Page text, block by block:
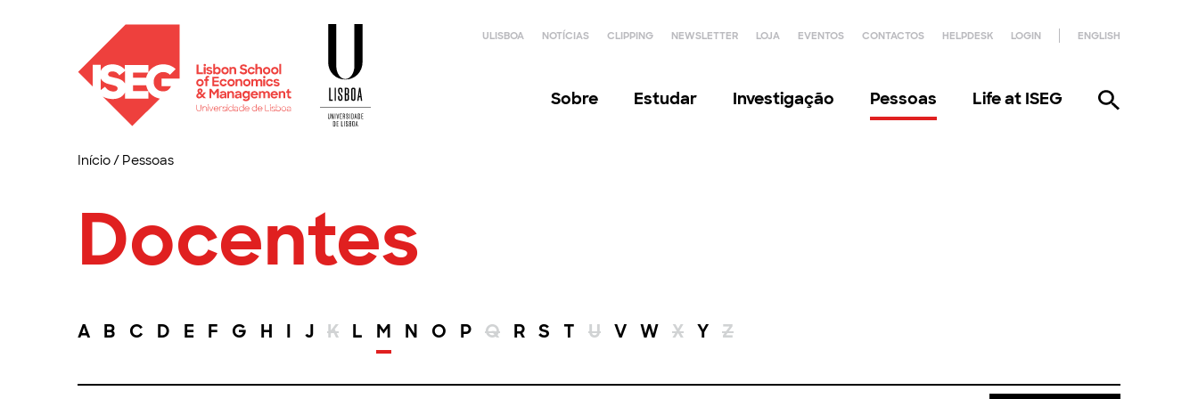
ULISBOA NOTÍCIAS CLIPPING NEWSLETTER LOJA EVENTOS CONTACTOS HELPDESK LOGIN ENGLISH
Sobre Estudar Investigação Pessoas Life at ISEG
Início/ Pessoas
Docentes
A B C D E F G H I J K L M N O P Q R S T U V W X Y Z